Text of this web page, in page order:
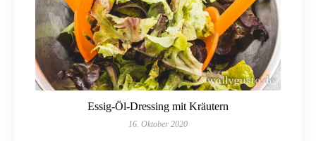
Essig-Öl-Dressing mit Kräutern
16. Oktober 2020